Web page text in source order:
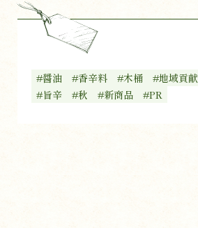
#醤油 #香辛料 #木桶 #地域貢献
#旨辛
#秋 #新商品 #PR